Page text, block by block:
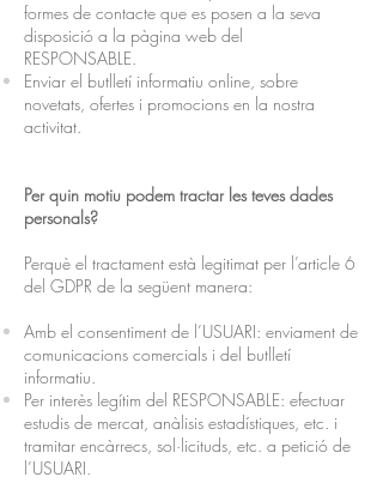
formes de contacte que es posen a la seva
disposició a la pàgina web del
RESPONSABLE.
Enviar el butlletí informatiu online, sobre
novetats, ofertes i promocions en la nostra
activitat.
Per quin motiu podem tractar les teves dades
personals?
Perquè el tractament està legitimat per l’article 6
del GDPR de la següent manera:
Amb el consentiment de l’USUARI: enviament de
comunicacions comercials i del butlletí
informatiu.
Per interès legítim del RESPONSABLE: efectuar
estudis de mercat, anàlisis estadístiques, etc. i
tramitar encàrrecs, sol·licituds, etc. a petició de
l’USUARI.